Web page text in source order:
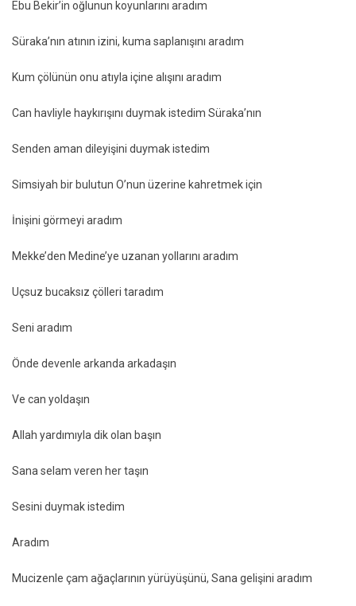
Ebu Bekir’in oğlunun koyunlarını aradım
Süraka’nın atının izini, kuma saplanışını aradım
Kum çölünün onu atıyla içine alışını aradım
Can havliyle haykırışını duymak istedim Süraka’nın
Senden aman dileyişini duymak istedim
Simsiyah bir bulutun O’nun üzerine kahretmek için
İnişini görmeyi aradım
Mekke’den Medine’ye uzanan yollarını aradım
Uçsuz bucaksız çölleri taradım
Seni aradım
Önde devenle arkanda arkadaşın
Ve can yoldaşın
Allah yardımıyla dik olan başın
Sana selam veren her taşın
Sesini duymak istedim
Aradım
Mucizenle çam ağaçlarının yürüyüşünü, Sana gelişini aradım